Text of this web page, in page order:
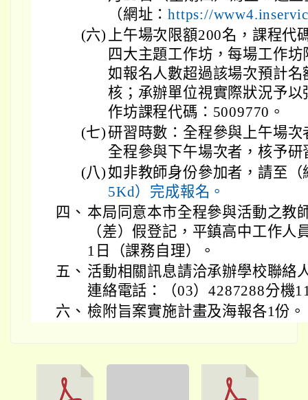
（網址：https://
(六) 上午場次限額200名，課程代
四大主題工作坊，每場工作
如報名人數超過該場次預計
核；承辦單位視實際狀況予
作坊課程代碼：5009770。
(七)研習時數：全程參與上午場
全程參與下午場次者，核予研
(八)如非教師身份參加者，請至（
5Kd）完成報名。
四、 本局同意本市全程參與活動之教
（差）假登記，平鎮高中工作人
1日（課務自理）。
五、 活動相關訊息請洽承辦學校聯絡
連絡電話：（03）4287288分機
六、 檢附旨案實施計畫及海報各1份。